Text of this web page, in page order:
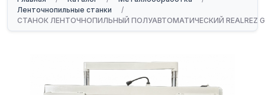
Ленточнопильные станки
/
СТАНОК ЛЕНТОЧНОПИЛЬНЫЙ ПОЛУАВТОМАТИЧЕСКИЙ REALREZ